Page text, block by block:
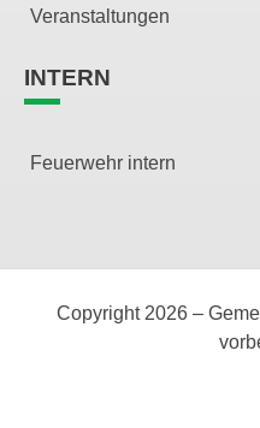
Veranstaltungen
INTERN
Feuerwehr intern
Copyright 2026 –